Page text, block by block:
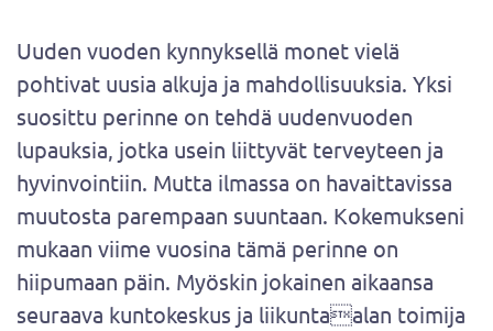
Uuden vuoden kynnyksellä monet vielä
pohtivat uusia alkuja ja mahdollisuuksia. Yksi
suosittu perinne on tehdä uudenvuoden
lupauksia, jotka usein liittyvät terveyteen ja
hyvinvointiin. Mutta ilmassa on havaittavissa
muutosta parempaan suuntaan. Kokemukseni
mukaan viime vuosina tämä perinne on
hiipumaan päin. Myöskin jokainen aikaansa
seuraava kuntokeskus ja liikuntaalan toimija